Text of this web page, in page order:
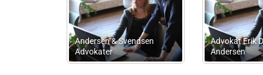
Debet/Kredit